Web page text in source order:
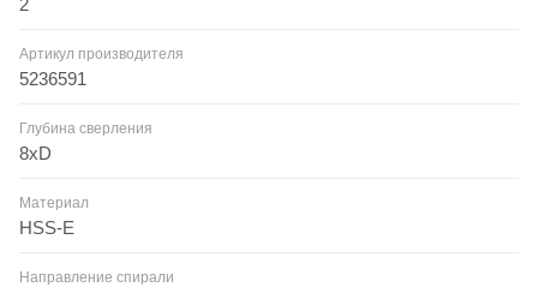
2
Артикул производителя
5236591
Глубина сверления
8xD
Материал
HSS-E
Направление спирали